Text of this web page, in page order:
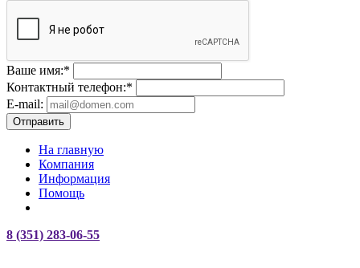
Ваше имя:*
Контактный телефон:*
E-mail:
Отправить
На главную
Компания
Информация
Помощь
8 (351) 283-06-55